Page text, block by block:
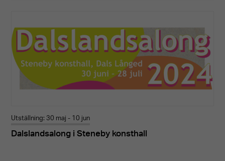
Utställning: 30 maj - 10 jun
Dalslandsalong i Steneby konsthall